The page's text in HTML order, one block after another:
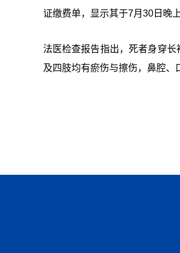
证缴费单，显示其于7月30日晚
法医检查报告指出，死者身穿
及四肢均有瘀伤与擦伤，鼻腔、